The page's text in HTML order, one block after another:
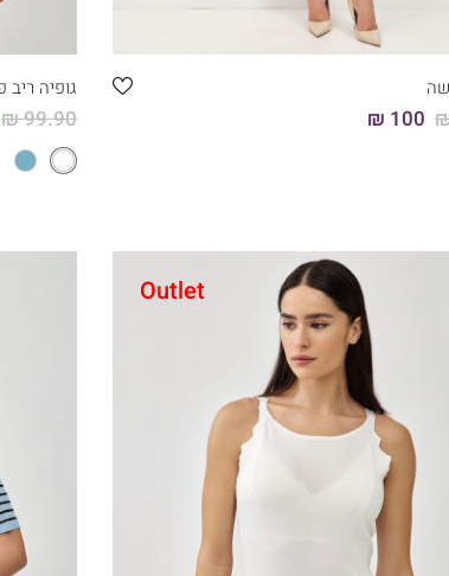
38
40
100 ₪
גופיה
99.90 ₪
עוד
Outlet